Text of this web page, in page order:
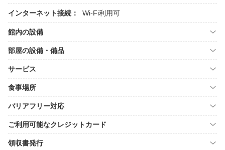
インターネット接続： Wi-Fi利用可
館内の設備
部屋の設備・備品
サービス
食事場所
バリアフリー対応
ご利用可能なクレジットカード
領収書発行